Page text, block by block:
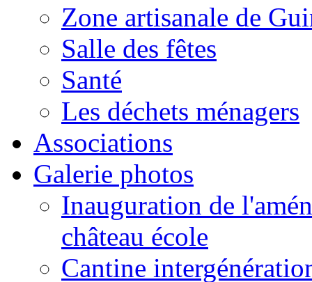
Zone artisanale de
Salle des fêtes
Santé
Les déchets ménagers
Associations
Galerie photos
Inauguration de
château école
Cantine